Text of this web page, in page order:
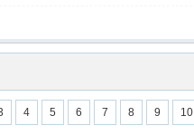
4 5 6 7 8 9 10